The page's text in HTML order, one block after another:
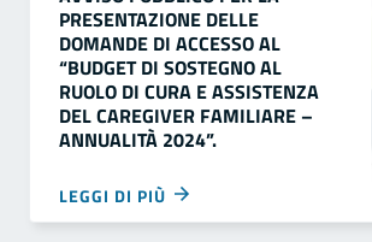
PRESENTAZIONE DELLE
DOMANDE DI ACCESSO AL
“BUDGET DI SOSTEGNO AL
RUOLO DI CURA E ASSISTENZA
DEL CAREGIVER FAMILIARE –
ANNUALITÀ 2024”.
LEGGI DI PIÙ